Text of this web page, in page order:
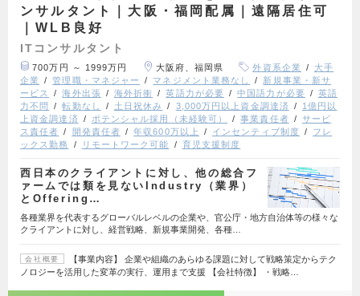
ンサルタント｜大阪・福岡配属｜遠隔居住可
｜WLB良好
ITコンサルタント
700万円 ～ 1999万円 大阪府、福岡県 外資系企業
大手
企業
管理職・マネジャー マネジメント業務なし
新規事業・新サ
ービス
海外出張 海外折衝 英語力が必要 中国語力が必要
英語
力不問
転勤なし 土日祝休み 3,000万円以上資金調達済
1億円以
上資金調達済
ポテンシャル採用（未経験可） 事業責任者
サービ
ス責任者
開発責任者 年収600万以上 インセンティブ制度
フレ
ックス勤務
リモートワーク可能 育児支援制度
西日本のクライアントに対し、他の総合フ
ァームでは類を見ないIndustry（業界）
とOffering…
各種業界を代表するグローバルレベルの企業や、官公庁・地方自治体等の様々な
クライアントに対し、経営戦略、新規事業開発、各種…
会社概要
【事業内容】 企業や組織のあらゆる課題に対して戦略策定からテク
ノロジーを活用した変革の実行、運用まで支援 【会社特徴】 ・戦略…